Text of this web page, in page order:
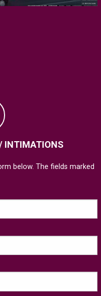
INTIMATIONS
below. The fields marked